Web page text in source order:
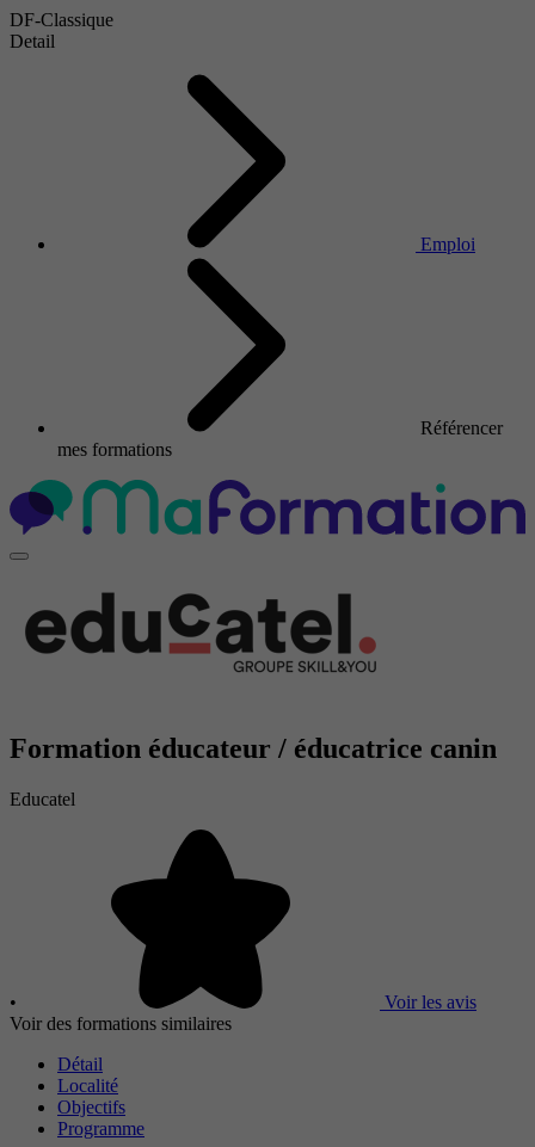
DF-Classique
Detail
Emploi
Référencer
mes formations
Formation éducateur / éducatrice canin
Educatel
•
Voir les avis
Voir des formations similaires
Détail
Localité
Objectifs
Programme